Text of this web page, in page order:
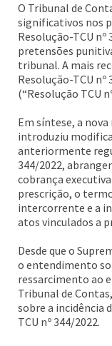
O Tribunal de
significativos nos
Resolução-TCU
pretensões
tribunal. A mais
Resolução-TCU nº
(“Resolução TCU
Em síntese, a
introduziu
anteriormente
344/2022,
cobrança
prescrição, o
intercorrente e a
atos vinculados a
Desde que o
o entendimento
ressarcimento ao
Tribunal de
sobre a incidência
TCU nº 344/2022.